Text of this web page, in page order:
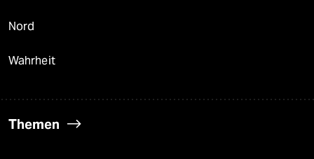
Nord
Wahrheit
Themen